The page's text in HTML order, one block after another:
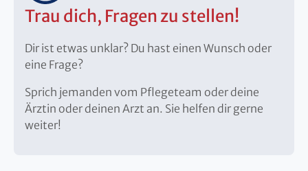
Trau dich, Fragen zu stellen!
Dir ist etwas unklar? Du hast einen Wunsch oder
eine Frage?
Sprich jemanden vom Pflegeteam oder deine
Ärztin oder deinen Arzt an. Sie helfen dir gerne
weiter!